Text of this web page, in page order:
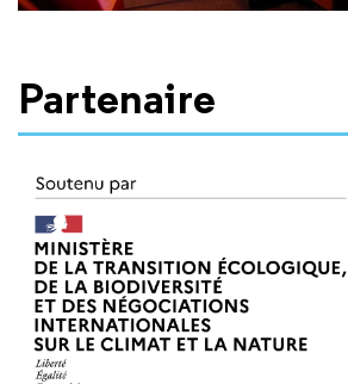
Partenaire